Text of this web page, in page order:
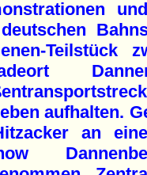
Teilstück
aufhalten.
an